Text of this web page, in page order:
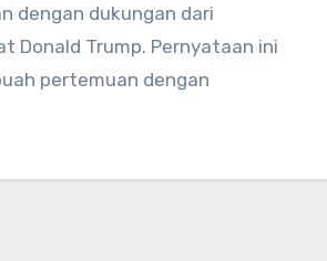
dengan dukungan dari
Donald Trump. Pernyataan ini
pertemuan dengan